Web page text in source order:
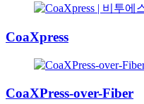
CoaXpress
CoaXPress-over-Fiber